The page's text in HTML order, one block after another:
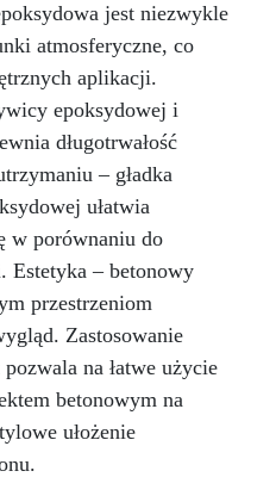
jest niezwykle
atmosferyczne, co
aplikacji.
epoksydowej i
długotrwałość
– gładka
ułatwia
w porównaniu do
Estetyka – betonowy
przestrzeniom
Zastosowanie
na łatwe użycie
betonowym na
ułożenie